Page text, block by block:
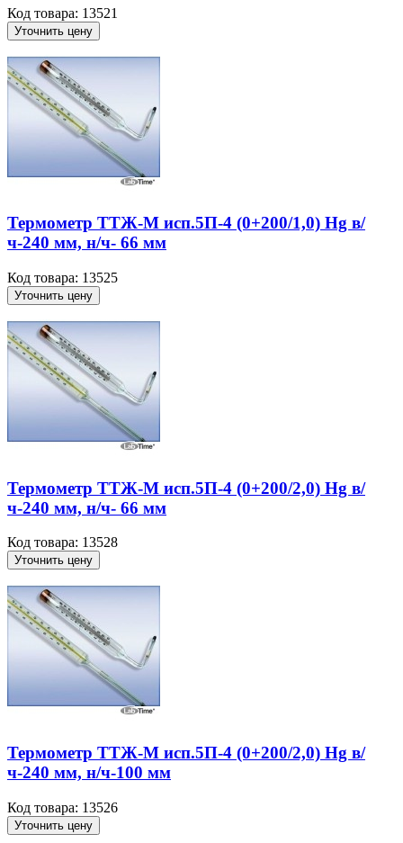
Код товара: 13521
Уточнить цену
Термометр ТТЖ-М исп.5П-4 (0+200/1,0) Hg в/
ч-240 мм, н/ч- 66 мм
Код товара: 13525
Уточнить цену
Термометр ТТЖ-М исп.5П-4 (0+200/2,0) Hg в/
ч-240 мм, н/ч- 66 мм
Код товара: 13528
Уточнить цену
Термометр ТТЖ-М исп.5П-4 (0+200/2,0) Hg в/
ч-240 мм, н/ч-100 мм
Код товара: 13526
Уточнить цену